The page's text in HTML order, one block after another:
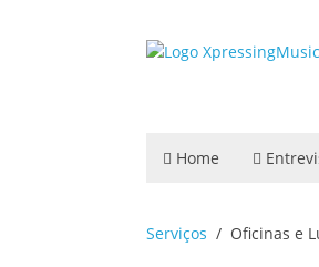
Home
Serviços Oficinas e